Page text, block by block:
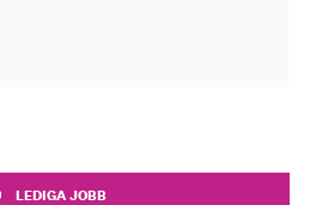
LEDIGA JOBB